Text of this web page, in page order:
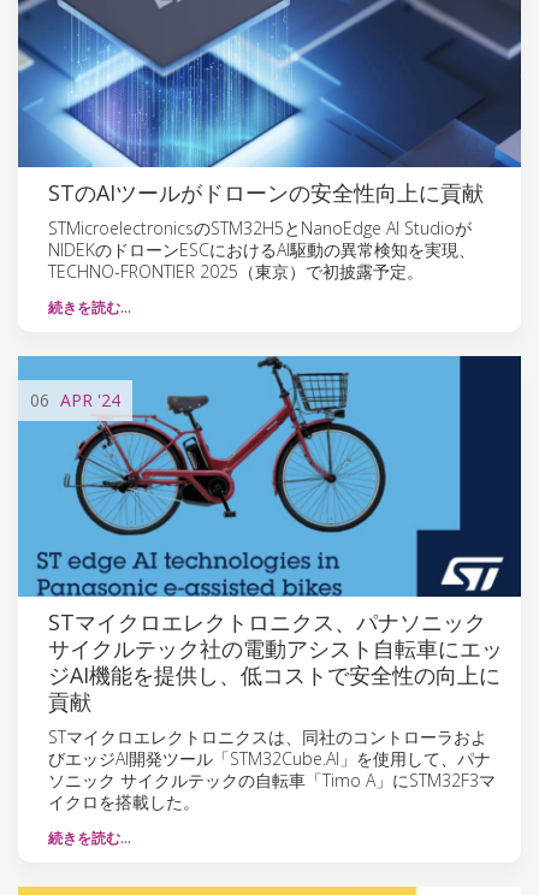
STのAIツールがドローンの安全性向上に貢献
STMicroelectronicsのSTM32H5とNanoEdge AI Studioが
NIDEKのドローンESCにおけるAI駆動の異常検知を実現、
TECHNO-FRONTIER 2025（東京）で初披露予定。
続きを読む…
06 APR '24
STマイクロエレクトロニクス、パナソニック
サイクルテック社の電動アシスト自転車にエッ
ジAI機能を提供し、低コストで安全性の向上に
貢献
STマイクロエレクトロニクスは、同社のコントローラおよ
びエッジAI開発ツール「STM32Cube.AI」を使用して、パナ
ソニック サイクルテックの自転車「Timo A」にSTM32F3マ
イクロを搭載した。
続きを読む…